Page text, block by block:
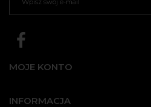
MOJE KONTO
INFORMACJA